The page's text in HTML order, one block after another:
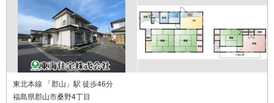
東北本線 「郡山」駅 徒歩46分
福島県郡山市桑野4丁目